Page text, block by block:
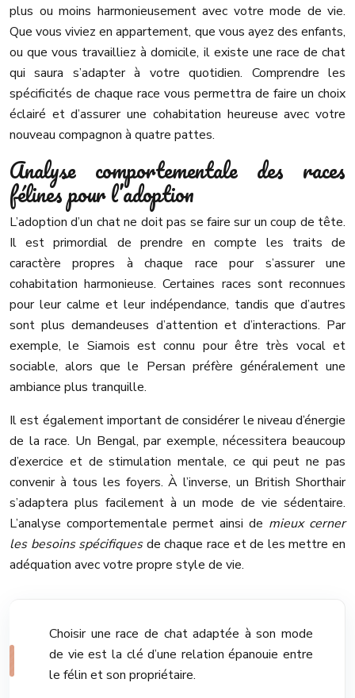
plus ou moins harmonieusement avec votre mode de vie.
Que vous viviez en appartement, que vous ayez des enfants,
ou que vous travailliez à domicile, il existe une race de chat
qui saura s’adapter à votre quotidien. Comprendre les
spécificités de chaque race vous permettra de faire un choix
éclairé et d’assurer une cohabitation heureuse avec votre
nouveau compagnon à quatre pattes.
Analyse comportementale des races
félines pour l’adoption
L’adoption d’un chat ne doit pas se faire sur un coup de tête.
Il est primordial de prendre en compte les traits de
caractère propres à chaque race pour s’assurer une
cohabitation harmonieuse. Certaines races sont reconnues
pour leur calme et leur indépendance, tandis que d’autres
sont plus demandeuses d’attention et d’interactions. Par
exemple, le Siamois est connu pour être très vocal et
sociable, alors que le Persan préfère généralement une
ambiance plus tranquille.
Il est également important de considérer le niveau d’énergie
de la race. Un Bengal, par exemple, nécessitera beaucoup
d’exercice et de stimulation mentale, ce qui peut ne pas
convenir à tous les foyers. À l’inverse, un British Shorthair
s’adaptera plus facilement à un mode de vie sédentaire.
L’analyse comportementale permet ainsi de mieux cerner
les besoins spécifiquesde chaque race et de les mettre en
adéquation avec votre propre style de vie.
Choisir une race de chat adaptée à son mode
de vie est la clé d’une relation épanouie entre
le félin et son propriétaire.